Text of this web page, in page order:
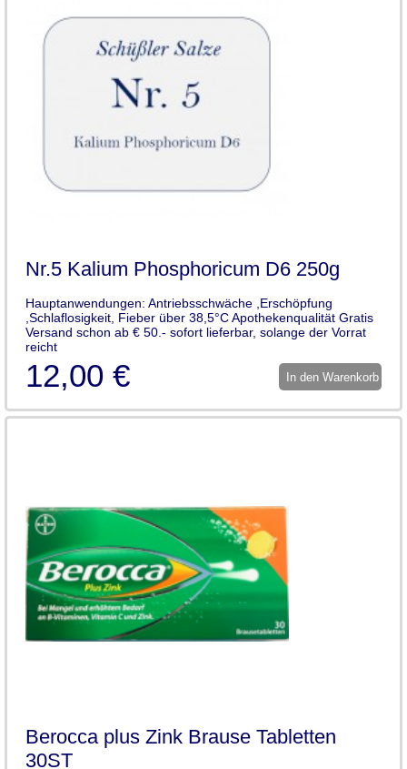
Nr.5 Kalium Phosphoricum D6 250g
Hauptanwendungen: Antriebsschwäche ,Erschöpfung
,Schlaflosigkeit, Fieber über 38,5°C Apothekenqualität Gratis
Versand schon ab € 50.- sofort lieferbar, solange der Vorrat
reicht
12,00 € In den Warenkorb
Berocca plus Zink Brause Tabletten
30ST